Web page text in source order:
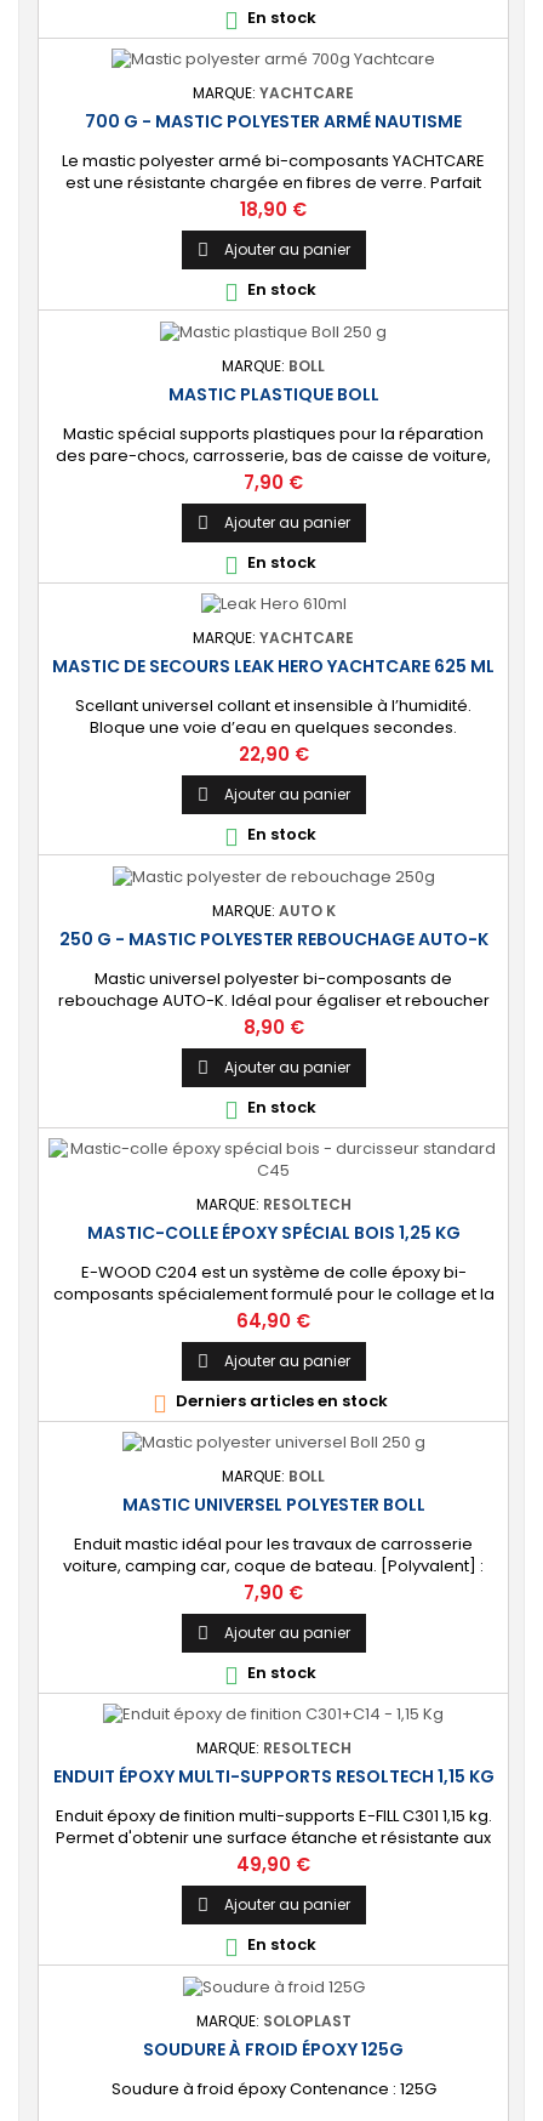
pâte. Un révélateur...
 En stock
MARQUE: YACHTCARE
700 G - MASTIC POLYESTER ARMÉ NAUTISME
Le mastic polyester armé bi-composants YACHTCARE
est une résistante chargée en fibres de verre. Parfait
pour le rebouchage, la réparation et le collage des
surfaces de votre bateau nécessitant un renfort solide.
⚙️ [Excellente adhérence] Développé pour l’univers du
nautisme. Dispose d’une excellente adhérence sur les
coques en stratifié polyester ou en...
Prix
18,90 €
 Ajouter au panier
 En stock
MARQUE: BOLL
MASTIC PLASTIQUE BOLL
Mastic spécial supports plastiques pour la réparation
des pare-chocs, carrosserie, bas de caisse de voiture,
camping-car et moto. [Polyvalent] Adhère à la plupart
des plastiques (sauf polyéthylène - PE et Téflon - PTFE).
[Flexible] Formule facile à appliquer pour colmater les
fissures, rayures et trous.
Prix
7,90 €
 Ajouter au panier
 En stock
MARQUE: YACHTCARE
MASTIC DE SECOURS LEAK HERO YACHTCARE 625 ML
Scellant universel collant et insensible à l’humidité.
Bloque une voie d’eau en quelques secondes.
Indispensable pour la sécurité à bord de votre bateau.
⚙️ [Multi-supports] Efficace sur toutes les formes
d'ouvertures ou déchirures. 🔝[Rapidement adhérente]
Adhère en quelques secondes sur tous les matériaux
présents dans un bateau, bois, métaux,...
Prix
22,90 €
 Ajouter au panier
 En stock
MARQUE: AUTO K
250 G - MASTIC POLYESTER REBOUCHAGE AUTO-K
Mastic universel polyester bi-composants de
rebouchage AUTO-K. Idéal pour égaliser et reboucher
les défauts de surface. ⚙️ [Multi-usages] Spécialement
conçu pour la carrosserie automobile et moto. Peut
s’appliquer sur tout type de support : polyester, métal,
béton, plastique, céramique, bois, pierre. 🔝 [Idéal pour
le rebouchage] Permet d'obtenir une...
Prix
8,90 €
 Ajouter au panier
 En stock
MARQUE: RESOLTECH
MASTIC-COLLE ÉPOXY SPÉCIAL BOIS 1,25 KG
E-WOOD C204 est un système de colle époxy bi-
composants spécialement formulé pour le collage et la
réalisation de joints congés structuraux sur le bois.
Durcisseur standard ou rapide au choix. [Résistant]
Permet d’obtenir un collage en cordon épais
parfaitement résistant et sans retrait sur tous les types
de bois. [Finition étanche] Fournit une surface...
Prix
64,90 €
 Ajouter au panier
 Derniers articles en stock
MARQUE: BOLL
MASTIC UNIVERSEL POLYESTER BOLL
Enduit mastic idéal pour les travaux de carrosserie
voiture, camping car, coque de bateau. [Polyvalent] :
Très bonne adhérence. Applicable sur polyester, acier,
aluminium, primaire acrylique et peintures. [Rebouche et
lisse] : Surface uniforme, sans fissures. Parfait pour
aspérités, rayures, trous jusqu'à 3 mm. Existe en 3
conditionnements : 250G, 1Kg et...
Prix
7,90 €
 Ajouter au panier
 En stock
MARQUE: RESOLTECH
ENDUIT ÉPOXY MULTI-SUPPORTS RESOLTECH 1,15 KG
Enduit époxy de finition multi-supports E-FILL C301 1,15 kg.
Permet d'obtenir une surface étanche et résistante aux
chocs. Idéal pour le traitement préventif ou curatif de
l’osmose et de la corrosion. [Polyvalent] Très bonne
accroche sur la plupart des surfaces : bois, aluminium,
acier, béton, polyester, époxy, etc. Compatible avec tout
type de peinture...
Prix
49,90 €
 Ajouter au panier
 En stock
MARQUE: SOLOPLAST
SOUDURE À FROID ÉPOXY 125G
Soudure à froid époxy Contenance : 125G